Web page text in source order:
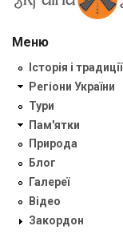
Меню
Історія і традиції
Регіони України
Тури
Пам'ятки
Природа
Блог
Галереї
Відео
Закордон